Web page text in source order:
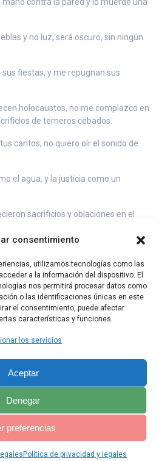
consentimiento
utilizamos tecnologías como las
a la información del dispositivo. El
nos permitirá procesar datos como
o las identificaciones únicas en este
el consentimiento, puede afectar
características y funciones.
los servicios
Aceptar
Denegar
preferencias
Política de privacidad y legales
y no luz, será oscuro, sin ningún
fiestas, y me repugnan sus
holocaustos, no me complazco en
de terneros cebados.
cantos, no quiero oír el sonido de
el agua, y la justicia como un
sacrificios y oblaciones en el
allá de Damasco, dice el Señor,
ejércitos».
Capítulo Siguiente